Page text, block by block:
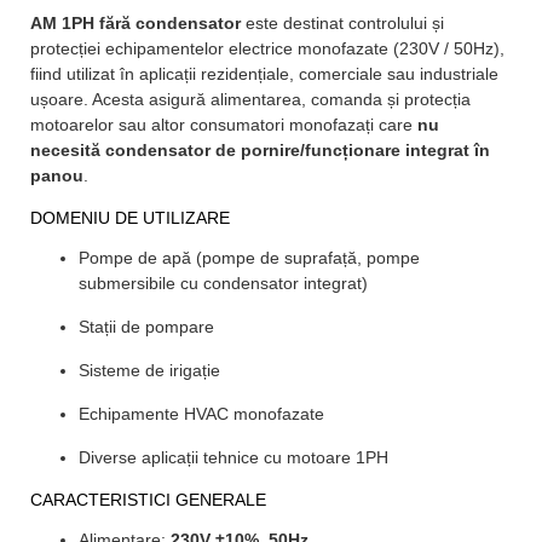
AM 1PH fără condensatoreste destinat controlului și
protecției echipamentelor electrice monofazate (230V / 50Hz),
fiind utilizat în aplicații rezidențiale, comerciale sau industriale
ușoare. Acesta asigură alimentarea, comanda și protecția
motoarelor sau altor consumatori monofazați care nu
necesită condensator de pornire/funcționare integrat în
panou
DOMENIU DE UTILIZARE
Pompe de apă (pompe de suprafață, pompe
submersibile cu condensator integrat)
Stații de pompare
Sisteme de irigație
Echipamente HVAC monofazate
Diverse aplicații tehnice cu motoare 1PH
CARACTERISTICI GENERALE